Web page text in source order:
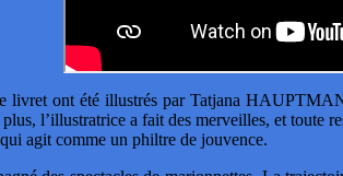
livret ont été illustrés par Tatjana
l’illustratrice a fait des merveilles, et toute
agit comme un philtre de jouvence.